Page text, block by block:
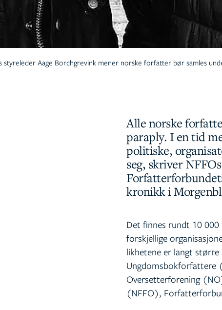
Aage Borchgrevink mener norske forfatter bør samles
Alle norske
paraply. I en tid
politiske,
seg, skriver
kronikk i
Det finnes rundt 10
forskjellige
likhetene er langt
Oversetterforening
(NFFO),